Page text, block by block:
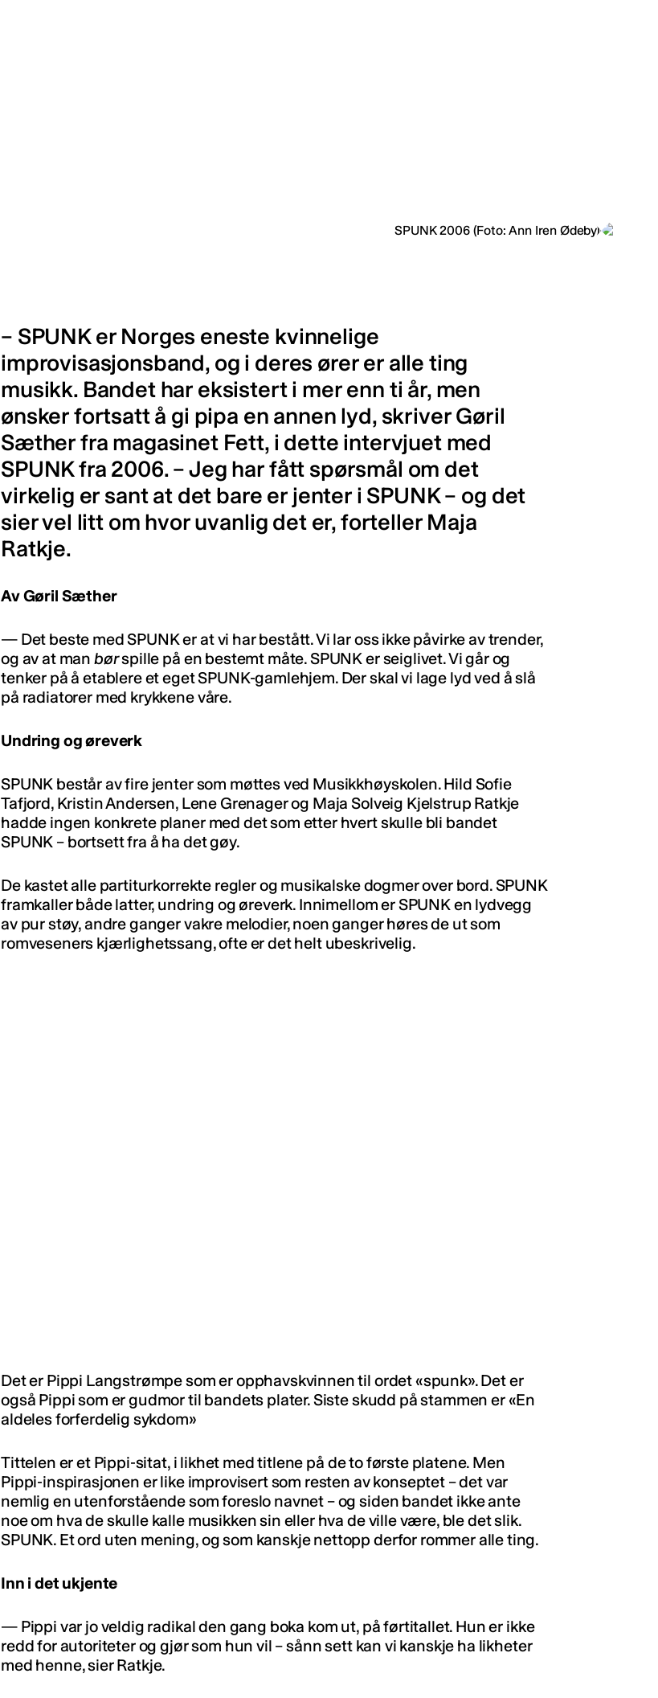
– SPUNK er Norges eneste kvinnelige
improvisasjonsband, og i deres ører er alle ting
musikk. Bandet har eksistert i mer enn ti år, men
ønsker fortsatt å gi pipa en annen lyd, skriver Gøril
Sæther fra magasinet Fett, i dette intervjuet med
SPUNK fra 2006. – Jeg har fått spørsmål om det
virkelig er sant at det bare er jenter i SPUNK – og det
sier vel litt om hvor uvanlig det er, forteller Maja
Ratkje.
Av Gøril Sæther
— Det beste med SPUNK er at vi har bestått. Vi lar oss ikke påvirke av trender,
og av at man børspille på en bestemt måte. SPUNK er seiglivet. Vi går og
tenker på å etablere et eget SPUNK-gamlehjem. Der skal vi lage lyd ved å slå
på radiatorer med krykkene våre.
Undring og øreverk
SPUNK består av fire jenter som møttes ved Musikkhøyskolen. Hild Sofie
Tafjord, Kristin Andersen, Lene Grenager og Maja Solveig Kjelstrup Ratkje
hadde ingen konkrete planer med det som etter hvert skulle bli bandet
SPUNK – bortsett fra å ha det gøy.
De kastet alle partiturkorrekte regler og musikalske dogmer over bord. SPUNK
framkaller både latter, undring og øreverk. Innimellom er SPUNK en lydvegg
av pur støy, andre ganger vakre melodier, noen ganger høres de ut som
romveseners kjærlighetssang, ofte er det helt ubeskrivelig.
Det er Pippi Langstrømpe som er opphavskvinnen til ordet «spunk». Det er
også Pippi som er gudmor til bandets plater. Siste skudd på stammen er «En
aldeles forferdelig sykdom»
Tittelen er et Pippi-sitat, i likhet med titlene på de to første platene. Men
Pippi-inspirasjonen er like improvisert som resten av konseptet – det var
nemlig en utenforstående som foreslo navnet – og siden bandet ikke ante
noe om hva de skulle kalle musikken sin eller hva de ville være, ble det slik.
SPUNK. Et ord uten mening, og som kanskje nettopp derfor rommer alle ting.
Inn i det ukjente
— Pippi var jo veldig radikal den gang boka kom ut, på førtitallet. Hun er ikke
redd for autoriteter og gjør som hun vil – sånn sett kan vi kanskje ha likheter
med henne, sier Ratkje.